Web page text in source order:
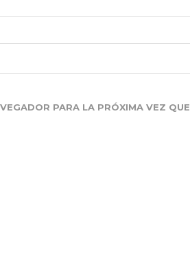
PARA LA PRÓXIMA VEZ QUE